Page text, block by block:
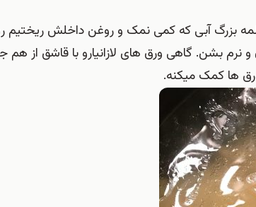
بزرگ آبی که کمی نمک و روغن داخلش
توش میذاریم تا برای حدود ۵ دقیقه بپزن و نرم بشن. گاهی ورق های لازانیارو
ها کمک میکنه.